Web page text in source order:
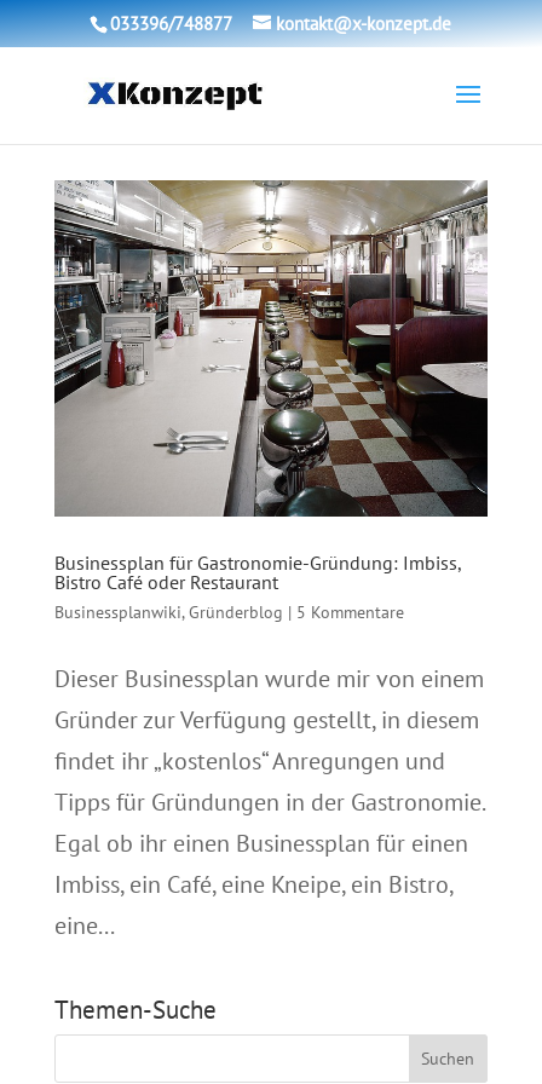
033396/748877 kontakt@x-konzept.de
Businessplan für Gastronomie-Gründung: Imbiss,
Bistro Café oder Restaurant
Businessplanwiki,Gründerblog | 5 Kommentare
Dieser Businessplan wurde mir von einem
Gründer zur Verfügung gestellt, in diesem
findet ihr „kostenlos“ Anregungen und
Tipps für Gründungen in der Gastronomie.
Egal ob ihr einen Businessplan für einen
Imbiss, ein Café, eine Kneipe, ein Bistro,
eine...
Themen-Suche